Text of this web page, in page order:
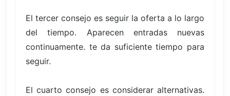
El tercer consejo es seguir la oferta a lo largo
del tiempo. Aparecen entradas nuevas
continuamente. te da suficiente tiempo para
seguir.
El cuarto consejo es considerar alternativas.